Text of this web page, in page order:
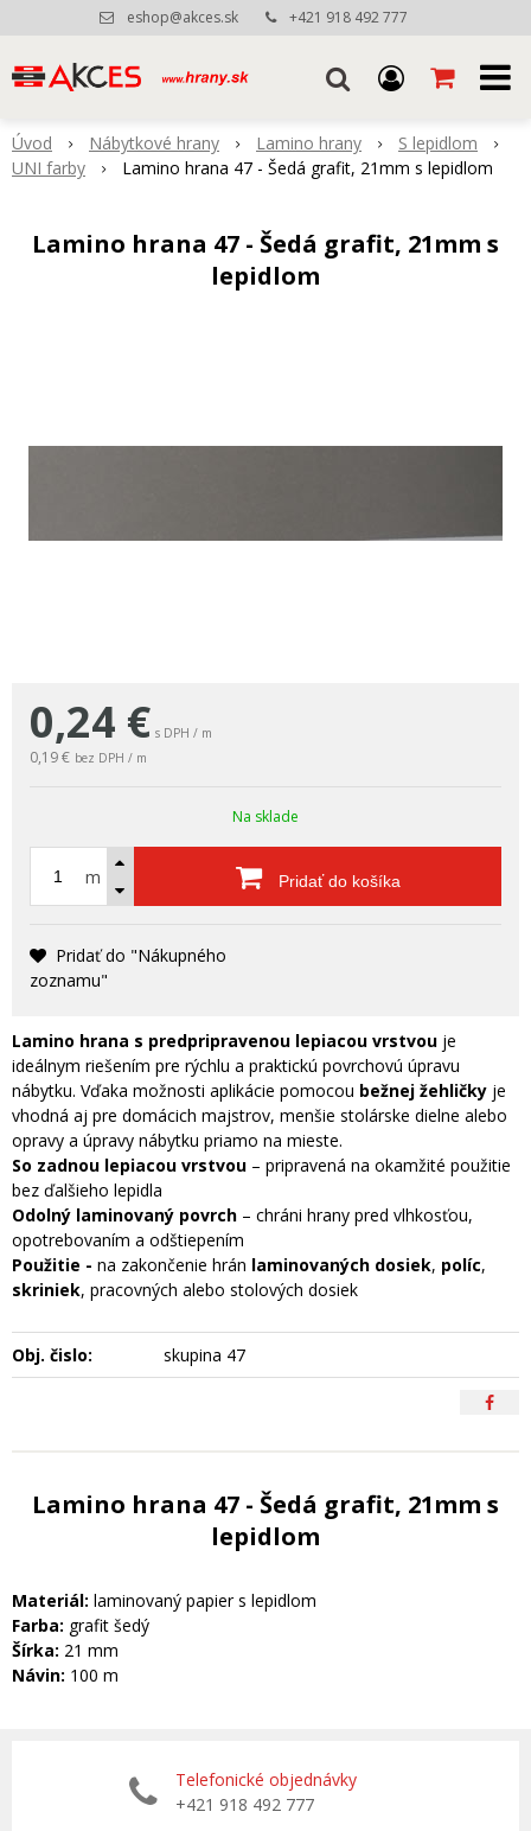
eshop@akces.sk +421 918 492 777
Úvod Nábytkové hrany Lamino hrany
S lepidlom
UNI farby
Lamino hrana 47 - Šedá grafit, 21mm s lepidlom
Lamino hrana 47 - Šedá grafit, 21mm s
lepidlom
0,24 € s DPH / m
0,19 € bez DPH / m
Na sklade
m Pridať do košíka
Pridať do "Nákupného
zoznamu"
Lamino hrana s predpripravenou lepiacou vrstvou je
ideálnym riešením pre rýchlu a praktickú povrchovú úpravu
nábytku. Vďaka možnosti aplikácie pomocou bežnej žehličky je
vhodná aj pre domácich majstrov, menšie stolárske dielne alebo
opravy a úpravy nábytku priamo na mieste.
So zadnou lepiacou vrstvou – pripravená na okamžité použitie
bez ďalšieho lepidla
Odolný laminovaný povrch – chráni hrany pred vlhkosťou,
opotrebovaním a odštiepením
Použitie - na zakončenie hrán laminovaných dosiek, políc,
skriniek, pracovných alebo stolových dosiek
Obj. čislo: skupina 47
Lamino hrana 47 - Šedá grafit, 21mm s
lepidlom
Materiál: laminovaný papier s lepidlom
Farba: grafit šedý
Šírka: 21 mm
Návin: 100 m
Telefonické objednávky
+421 918 492 777